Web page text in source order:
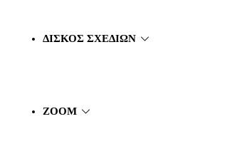
ΔΊΣΚΟΣ ΣΧΕΔΊΩΝ
ZOOM